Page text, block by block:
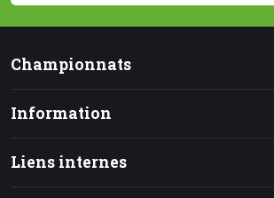
Championnats
Information
Liens internes